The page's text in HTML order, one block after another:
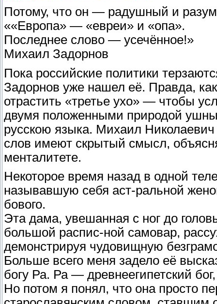
Потому, что он — радушный и
««Европа» — «евреи» и «опа».
Последнее слово — усечённое!»
Михаил Задорнов
Пока российские политики
Задорнов уже нашел её. Правда,
отрастить «третье ухо» — чтобы
двумя положенными природой
русскою языка. Михаил
слов имеют скрытый смысл,
менталитете.
Некоторое время назад в одной
называвшую себя аст-ральной
бового.
Эта дама, увешанная с ног до
большой распис-ной самовар,
демонстрируя чудовищную
Больше всего меня задело её
богу Ра. Ра — древнеегипетский
Но потом я понял, что она просто